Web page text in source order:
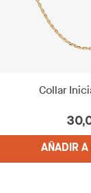
Collar
AÑADIR